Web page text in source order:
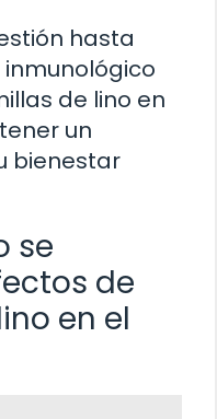
hasta
de lino en
un
bienestar
se
de
en el